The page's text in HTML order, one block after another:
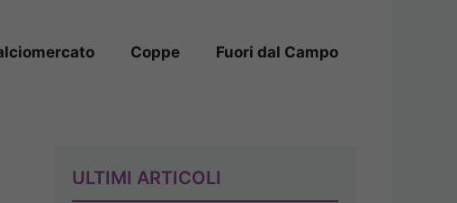
Coppe Fuori dal Campo
ULTIMI ARTICOLI